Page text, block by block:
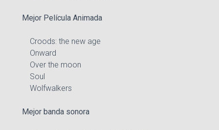
Mejor Película Animada
Croods: the new age
Onward
Over the moon
Soul
Wolfwalkers
Mejor banda sonora